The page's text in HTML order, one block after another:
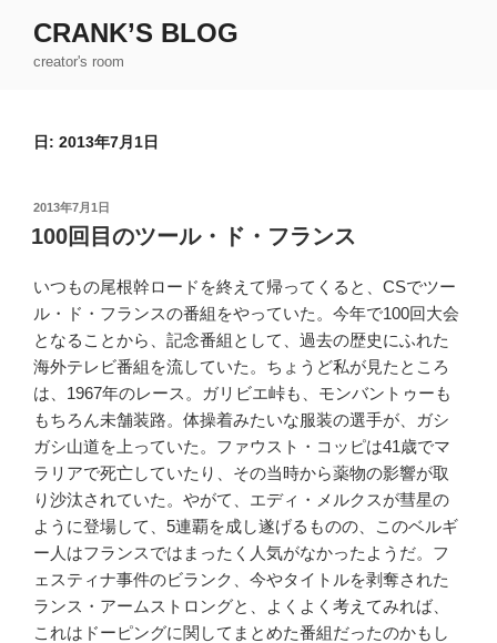
CRANK’S BLOG
creator's room
日: 2013年7月1日
投
稿
日:
2013年7月1日
100回目のツール・ド・フランス
いつもの尾根幹ロードを終えて帰ってくると、CSでツー
ル・ド・フランスの番組をやっていた。今年で100回大会
となることから、記念番組として、過去の歴史にふれた
海外テレビ番組を流していた。ちょうど私が見たところ
は、1967年のレース。ガリビエ峠も、モンバントゥーも
もちろん未舗装路。体操着みたいな服装の選手が、ガシ
ガシ山道を上っていた。ファウスト・コッピは41歳でマ
ラリアで死亡していたり、その当時から薬物の影響が取
り沙汰されていた。やがて、エディ・メルクスが彗星の
ように登場して、5連覇を成し遂げるものの、このベルギ
ー人はフランスではまったく人気がなかったようだ。フ
ェスティナ事件のビランク、今やタイトルを剥奪された
ランス・アームストロングと、よくよく考えてみれば、
これはドーピングに関してまとめた番組だったのかもし